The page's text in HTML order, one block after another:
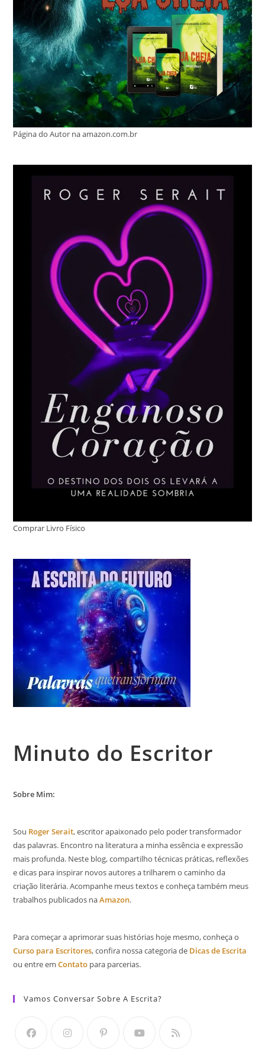
Página do Autor na amazon.com.br
Comprar Livro Físico
Minuto do Escritor
Sobre Mim:
Sou Roger Serait, escritor apaixonado pelo poder transformador
das palavras. Encontro na literatura a minha essência e expressão
mais profunda. Neste blog, compartilho técnicas práticas, reflexões
e dicas para inspirar novos autores a trilharem o caminho da
criação literária. Acompanhe meus textos e conheça também meus
trabalhos publicados naAmazon.
Para começar a aprimorar suas histórias hoje mesmo, conheça o
Curso para Escritores, confira nossa categoria de Dicas de Escrita
ou entre emContato para parcerias.
Vamos Conversar Sobre A Escrita?